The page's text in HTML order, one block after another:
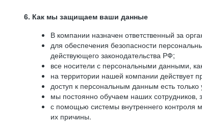
6. Как мы защищаем ваши данные
В компании назначен ответственный за
для обеспечения безопасности
действующего законодательства РФ;
все носители с персональными данными,
на территории нашей компании действует
доступ к персональным данным есть
мы постоянно обучаем наших сотрудников,
с помощью системы внутреннего контроля
их причины.